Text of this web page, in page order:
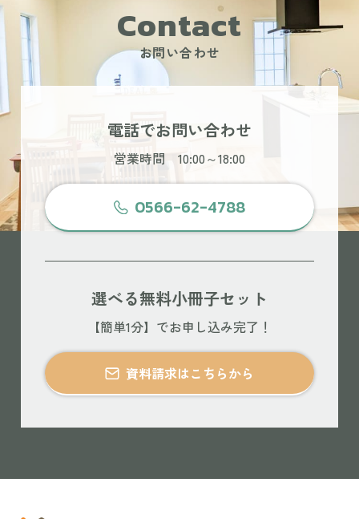
Contact
お問い合わせ
電話でお問い合わせ
営業時間 10:00～18:00
0566-62-4788
選べる無料小冊子セット
【簡単1分】でお申し込み完了！
資料請求はこちらから